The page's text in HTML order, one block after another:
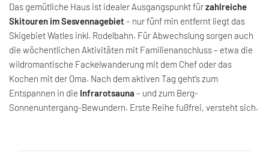
Das gemütliche Haus ist idealer Ausgangspunkt fürzahlreiche
Skitouren im Sesvennagebiet – nur fünf min entfernt liegt das
Skigebiet Watles inkl. Rodelbahn. Für Abwechslung sorgen auch
die wöchentlichen Aktivitäten mit Familienanschluss – etwa die
wildromantische Fackelwanderung mit dem Chef oder das
Kochen mit der Oma. Nach dem aktiven Tag geht’s zum
Entspannen in die Infrarotsauna – und zum Berg-
Sonnenuntergang-Bewundern. Erste Reihe fußfrei, versteht sich.